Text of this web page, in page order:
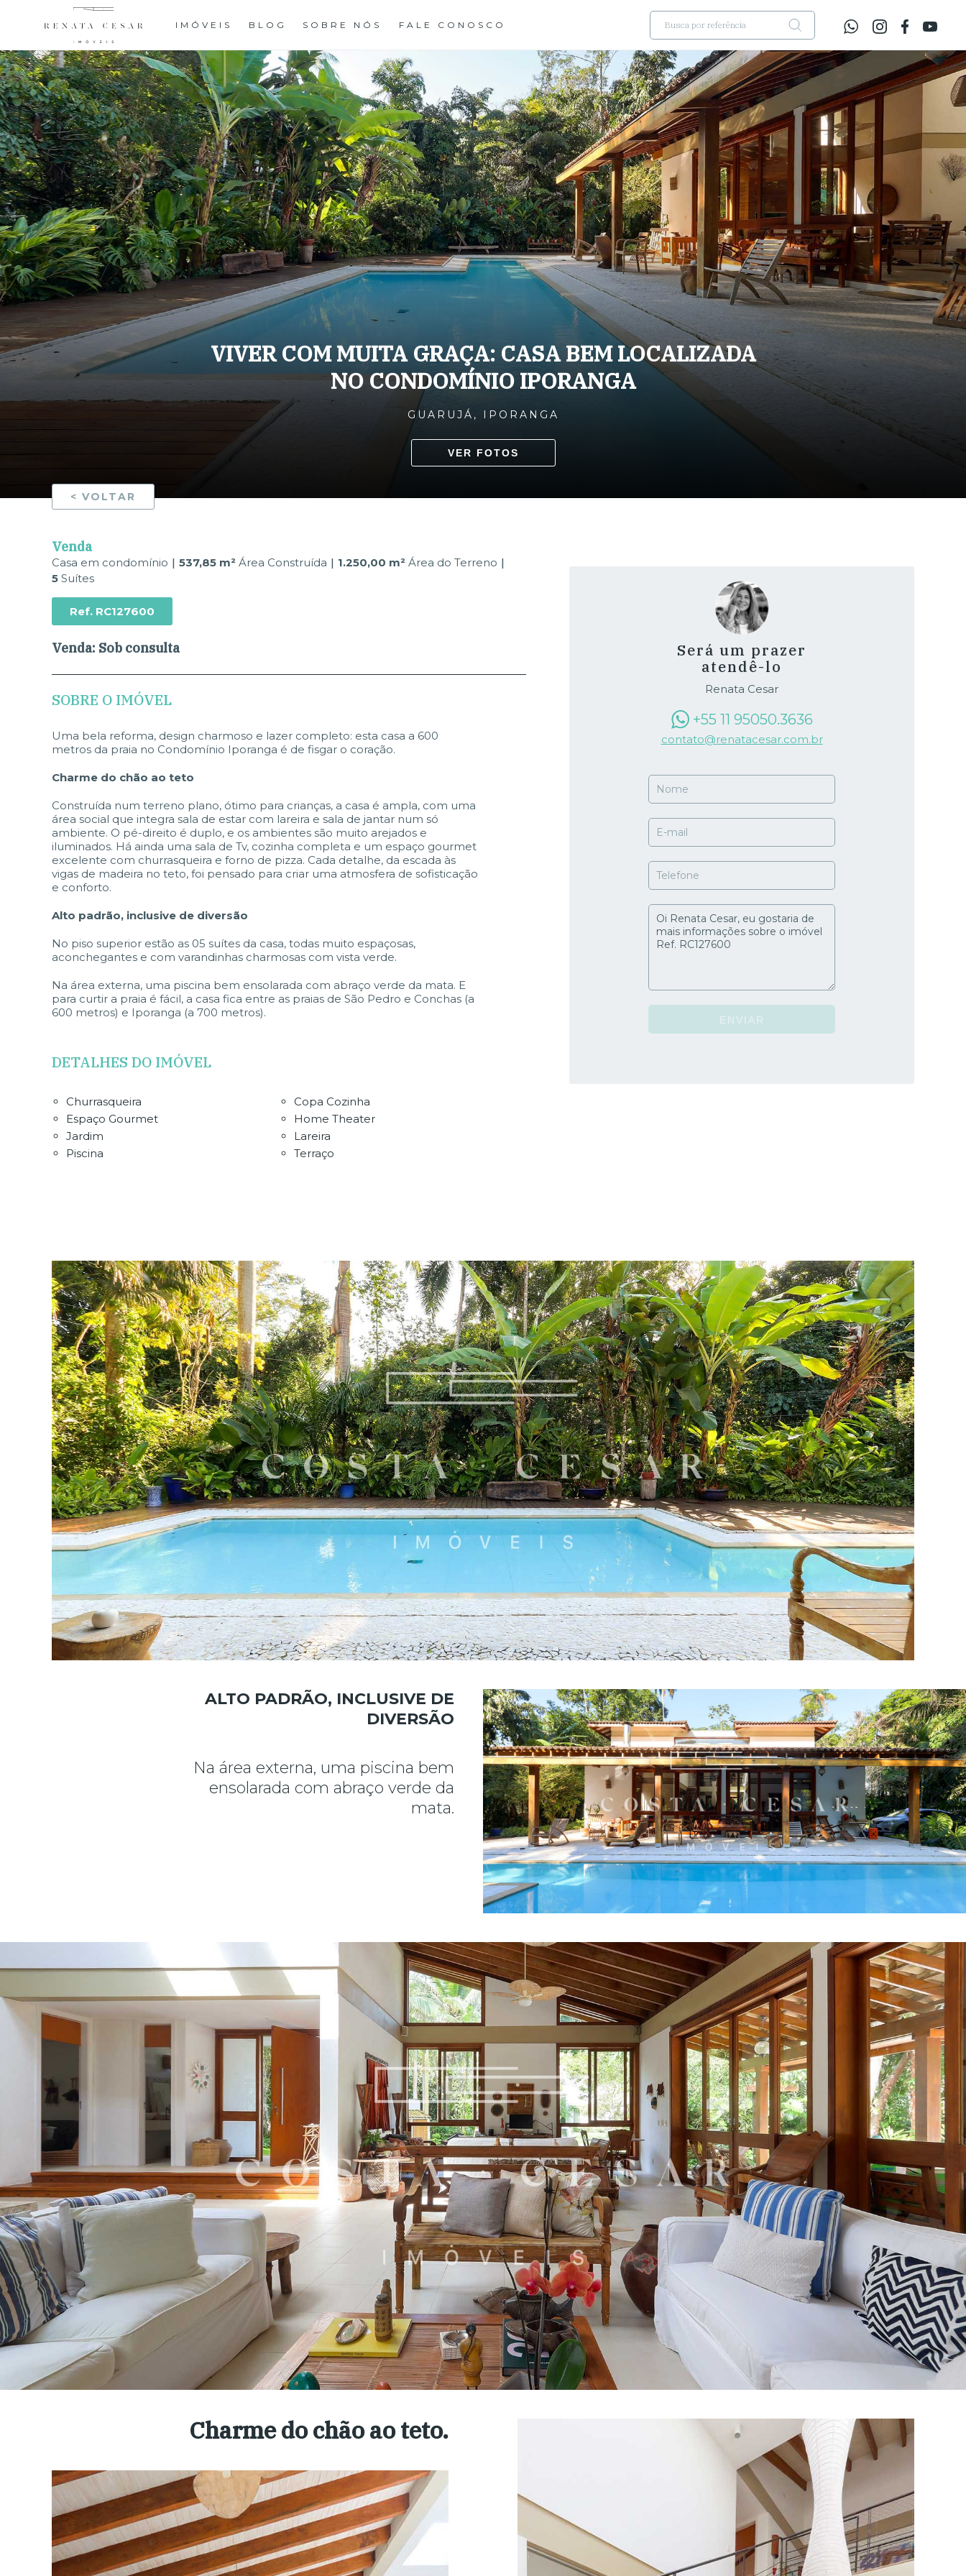
IMÓVEIS BLOG SOBRE NÓS FALE CONOSCO
VIVER COM MUITA GRAÇA: CASA BEM LOCALIZADA
NO CONDOMÍNIO IPORANGA
GUARUJÁ, IPORANGA
VER FOTOS
< VOLTAR
Venda
Casa em condomínio 537,85 m² Área Construída 1.250,00 m² Área do Terreno
5 Suítes
Ref. RC127600
Venda: Sob consulta
SOBRE O IMÓVEL
Uma bela reforma, design charmoso e lazer completo: esta casa a 600
metros da praia no Condomínio Iporanga é de fisgar o coração.
Charme do chão ao teto
Construída num terreno plano, ótimo para crianças, a casa é ampla, com uma
área social que integra sala de estar com lareira e sala de jantar num só
ambiente. O pé-direito é duplo, e os ambientes são muito arejados e
iluminados. Há ainda uma sala de Tv, cozinha completa e um espaço gourmet
excelente com churrasqueira e forno de pizza. Cada detalhe, da escada às
vigas de madeira no teto, foi pensado para criar uma atmosfera de sofisticação
e conforto.
Alto padrão, inclusive de diversão
No piso superior estão as 05 suítes da casa, todas muito espaçosas,
aconchegantes e com varandinhas charmosas com vista verde.
Na área externa, uma piscina bem ensolarada com abraço verde da mata. E
para curtir a praia é fácil, a casa fica entre as praias de São Pedro e Conchas (a
600 metros) e Iporanga (a 700 metros).
DETALHES DO IMÓVEL
Churrasqueira
Copa Cozinha
Espaço Gourmet
Home Theater
Jardim
Lareira
Piscina
Terraço
Será um prazer
atendê-lo
Renata Cesar
+55 11 95050.3636
contato@renatacesar.com.br
ENVIAR
ALTO PADRÃO, INCLUSIVE DE
DIVERSÃO
Na área externa, uma piscina bem
ensolarada com abraço verde da
mata.
Charme do chão ao teto.